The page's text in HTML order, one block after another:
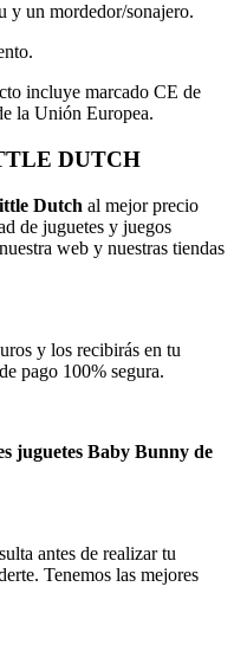
y un mordedor/sonajero.
incluye marcado CE de
la Unión Europea.
DUTCH
Dutch al mejor precio
de juguetes y juegos
web y nuestras tiendas
y los recibirás en tu
pago 100% segura.
juguetes Baby Bunny de
antes de realizar tu
Tenemos las mejores